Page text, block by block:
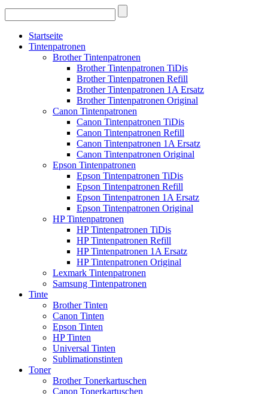
Startseite
Tintenpatronen
Brother Tintenpatronen
Brother Tintenpatronen TiDis
Brother Tintenpatronen Refill
Brother Tintenpatronen 1A Ersatz
Brother Tintenpatronen Original
Canon Tintenpatronen
Canon Tintenpatronen TiDis
Canon Tintenpatronen Refill
Canon Tintenpatronen 1A Ersatz
Canon Tintenpatronen Original
Epson Tintenpatronen
Epson Tintenpatronen TiDis
Epson Tintenpatronen Refill
Epson Tintenpatronen 1A Ersatz
Epson Tintenpatronen Original
HP Tintenpatronen
HP Tintenpatronen TiDis
HP Tintenpatronen Refill
HP Tintenpatronen 1A Ersatz
HP Tintenpatronen Original
Lexmark Tintenpatronen
Samsung Tintenpatronen
Tinte
Brother Tinten
Canon Tinten
Epson Tinten
HP Tinten
Universal Tinten
Sublimationstinten
Toner
Brother Tonerkartuschen
Canon Tonerkartuschen